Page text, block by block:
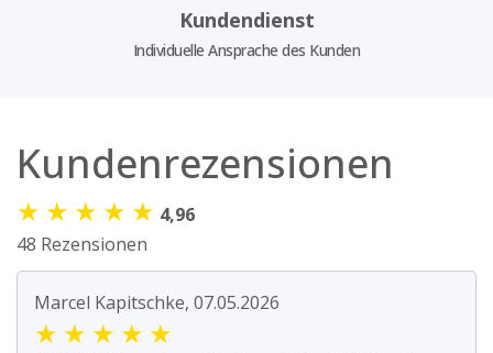
Kundendienst
Individuelle Ansprache des Kunden
Kundenrezensionen
★ ★ ★ ★ ★ 4,96
48 Rezensionen
Marcel Kapitschke, 07.05.2026
★ ★ ★ ★ ★